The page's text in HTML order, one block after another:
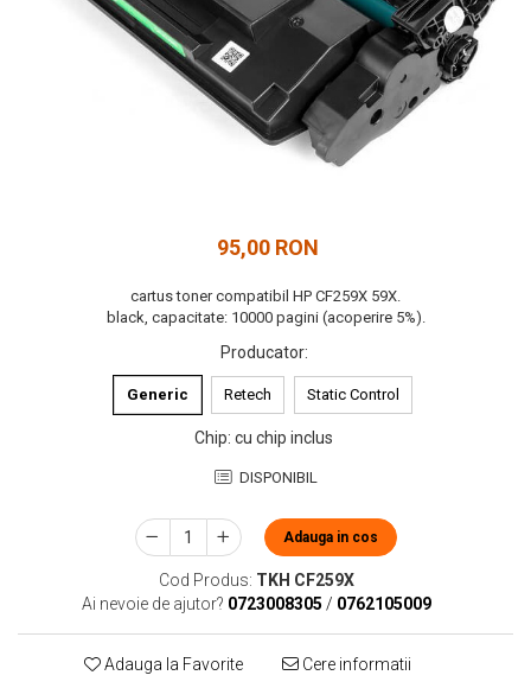
95,00 RON
cartus toner compatibil HP CF259X 59X.
black, capacitate: 10000 pagini (acoperire 5%).
Producator:
Generic Retech Static Control
Chip: cu chip inclus
DISPONIBIL
Adauga in cos
Cod Produs: TKH CF259X
Ai nevoie de ajutor? 0723008305 / 0762105009
Adauga la Favorite Cere informatii